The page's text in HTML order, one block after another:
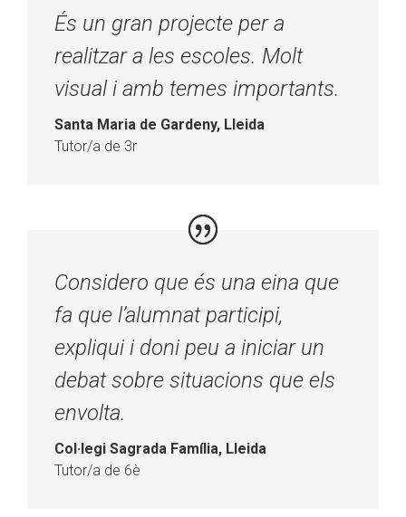
És un gran projecte per a
realitzar a les escoles. Molt
visual i amb temes importants.
Santa Maria de Gardeny, Lleida
Tutor/a de 3r
Considero que és una eina que
fa que l’alumnat participi,
expliqui i doni peu a iniciar un
debat sobre situacions que els
envolta.
Col·legi Sagrada Família, Lleida
Tutor/a de 6è